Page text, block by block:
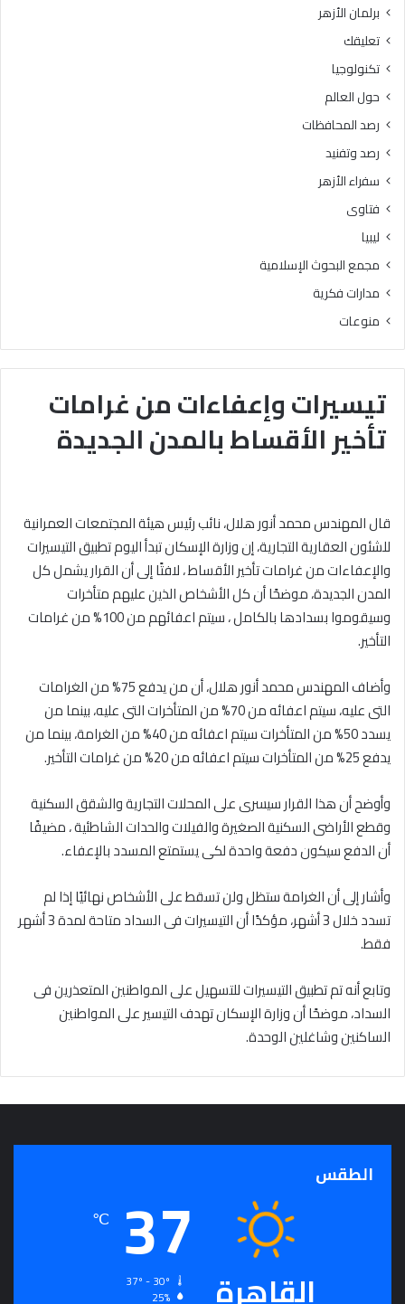
تيسيرات وإعفاءات من غرامات
تأخير الأقساط بالمدن الجديدة
قال المهندس محمد أنور هلال، نائب رئيس هيئة المجتمعات العمرانية
للشئون العقارية التجارية، إن وزارة الإسكان تبدأ اليوم تطبيق التيسيرات
والإعفاءات من غرامات تأخير الأقساط ، لافتًا إلى أن القرار يشمل كل
المدن الجديدة، موضحًا أن كل الأشخاص الذين عليهم متأخرات
وسيقوموا بسدادها بالكامل ، سيتم اعفائهم من 100% من غرامات
التأخير.
وأضاف المهندس محمد أنور هلال، أن من يدفع 75% من الغرامات
التى عليه، سيتم اعفائه من 70% من المتأخرات التى عليه، بينما من
يسدد 50% من المتأخرات سيتم اعفائه من 40% من الغرامة، بينما من
يدفع 25% من المتأخرات سيتم اعفائه من 20% من غرامات التأخير.
وأوضح أن هذا القرار سيسرى على المحلات التجارية والشقق السكنية
وقطع الأراضى السكنية الصغيرة والفيلات والحدات الشاطئية ، مضيفًا
أن الدفع سيكون دفعة واحدة لكى يستمتع المسدد بالإعفاء.
وأشار إلى أن الغرامة ستظل ولن تسقط على الأشخاص نهائيًا إذا لم
تسدد خلال 3 أشهر، مؤكدًا أن التيسيرات فى السداد متاحة لمدة 3 أشهر
فقط.
وتابع أنه تم تطبيق التيسيرات للتسهيل على المواطنين المتعذرين فى
السداد، موضحًا أن وزارة الإسكان تهدف التيسير على المواطنين
الساكنين وشاغلين الوحدة.
برلمان الأزهر
تعليقك
تكنولوجيا
حول العالم
رصد المحافظات
رصد وتفنيد
سفراء الأزهر
فتاوى
ليبيا
مجمع البحوث الإسلامية
مدارات فكرية
منوعات
الطقس
القاهرة
37
℃
25%